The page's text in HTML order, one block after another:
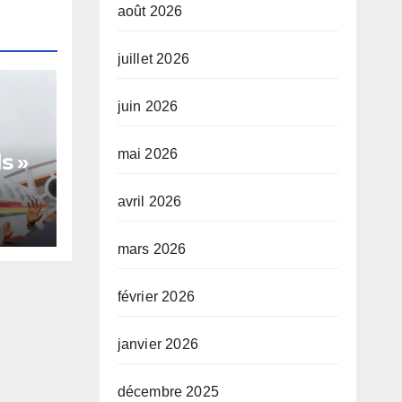
»
août 2026
juillet 2026
juin 2026
mai 2026
avril 2026
mars 2026
février 2026
janvier 2026
décembre 2025